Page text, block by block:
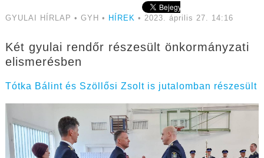
GYULAI HÍRLAP • GYH • HÍREK • 2023. április 27. 14:16
Két gyulai rendőr részesült önkormányzati
elismerésben
Tótka Bálint és Szöllősi Zsolt is jutalomban részesült